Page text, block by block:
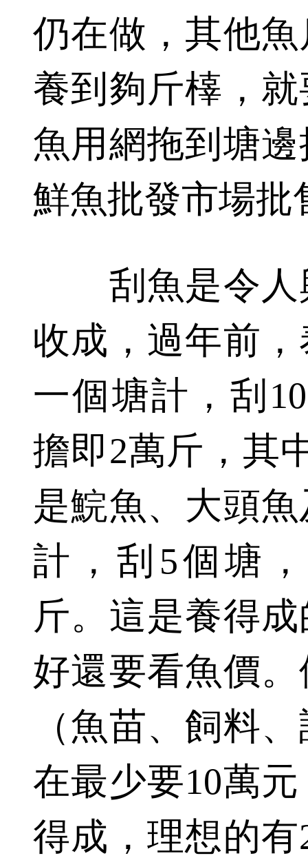
仍在做，其他
養到夠斤橭，
魚用網拖到塘
鮮魚批發市場批
刮魚是令人
收成，過年前
一個塘計，刮
擔即2萬斤，其
是鯇魚、大頭
計，刮5個塘
斤。這是養得
好還要看魚價
（魚苗、飼料
在最少要10萬
得成，理想的